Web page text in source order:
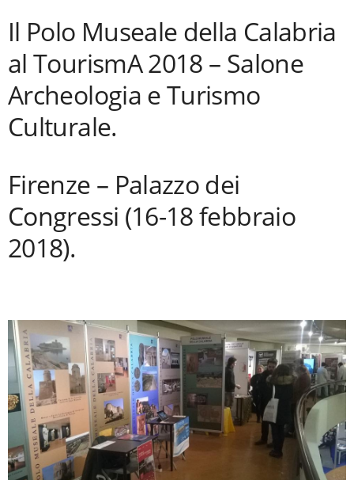
Il Polo Museale della Calabria
al TourismA 2018 – Salone
Archeologia e Turismo
Culturale.
Firenze – Palazzo dei
Congressi (16-18 febbraio
2018).